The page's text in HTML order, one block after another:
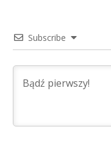
Subscribe